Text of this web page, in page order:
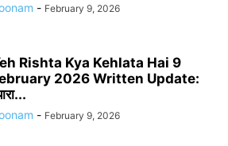
- February 9, 2026
Rishta Kya Kehlata Hai 9
2026 Written Update:
- February 9, 2026